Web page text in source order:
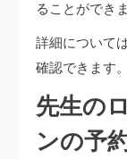
ることができま
詳細について
確認できます
先生の
ンの予